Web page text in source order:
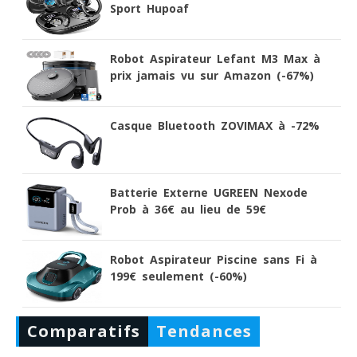
Sport Hupoaf
Robot Aspirateur Lefant M3 Max à
prix jamais vu sur Amazon (-67%)
Casque Bluetooth ZOVIMAX à -72%
Batterie Externe UGREEN Nexode
Prob à 36€ au lieu de 59€
Robot Aspirateur Piscine sans Fi à
199€ seulement (-60%)
Comparatifs Tendances